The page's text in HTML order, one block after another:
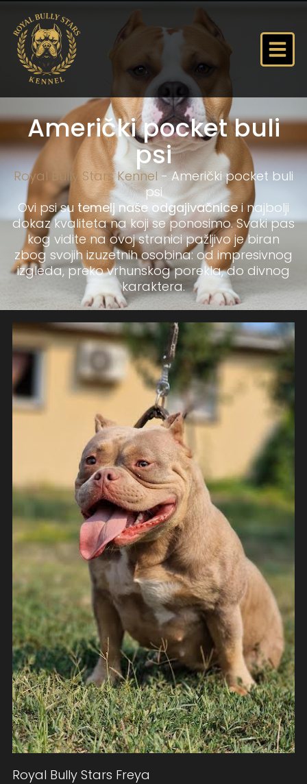
Američki pocket buli
psi
Royal Bully Stars Kennel -Američki pocket buli
psi
Ovi psi su temelj naše odgajivačnicei najbolji
dokaz kvaliteta na koji se ponosimo. Svaki pas
kog vidite na ovoj stranici pažljivo je biran
zbog svojih izuzetnih osobina: od impresivnog
izgleda, preko vrhunskog porekla, do divnog
karaktera.
Royal Bully Stars Freya